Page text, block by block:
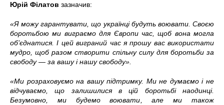
Юрій Філатов зазначив:
«Я можу гарантувати, що українці будуть воювати. Своєю
боротьбою ми виграємо для Європи час, щоб вона могла
об’єднатися. І цей виграний час я прошу вас використати
мудро, щоб разом створити спільну силу для боротьби за
свободу — за вашу і нашу свободу».
«Ми розраховуємо на вашу підтримку. Ми не думаємо і не
відчуваємо, що залишилися в цій боротьбі наодинці.
Безумовно, ми будемо воювати, але ми також